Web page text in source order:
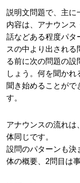
説明文問題で、主に
内容は、アナウンス
話などある程度パタ
スの中より出される
る前に次の問題の設
しょう。何を聞か
聞き始めることがで
す。
アナウンスの流れ
体同じです。
設問のパターンも決
体の概要、2問目は